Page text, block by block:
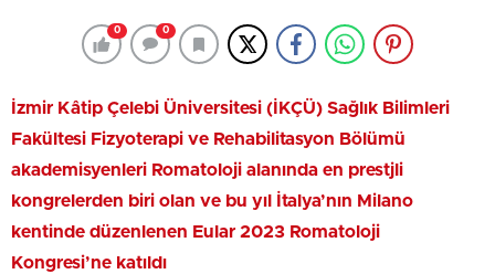
0 0
İzmir Kâtip Çelebi Üniversitesi (İKÇÜ) Sağlık Bilimleri
Fakültesi Fizyoterapi ve Rehabilitasyon Bölümü
akademisyenleri Romatoloji alanında en prestjli
kongrelerden biri olan ve bu yıl İtalya’nın Milano
kentinde düzenlenen Eular 2023 Romatoloji
Kongresi’ne katıldı